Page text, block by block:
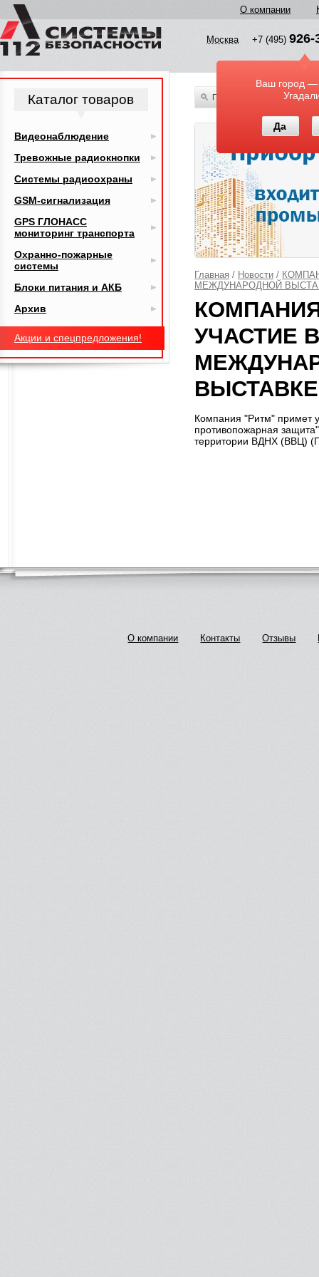
О компании
Москва +7 (495) 926-
Ваш город —
Да
По всему каталогу
Главная / Новости /
МЕЖДУНАРОДНОЙ
УЧАСТИЕ В
ВЫСТАВКЕ
Компания "Ритм" примет
противопожарная
территории ВДНХ (ВВЦ)
Каталог товаров
Видеонаблюдение
Тревожные радиокнопки
Системы радиоохраны
GSM-сигнализация
GPS ГЛОНАСС
мониторинг транспорта
Охранно-пожарные
системы
Блоки питания и АКБ
Архив
Акции и спецпредложения!
О компании Контакты Отзывы